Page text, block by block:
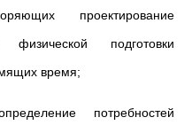
проектирование
физической подготовки
время;
потребностей